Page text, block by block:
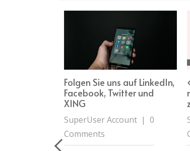
Folgen Sie uns auf LinkedIn,
Facebook, Twitter und
XING
SuperUser Account | 0
Comments